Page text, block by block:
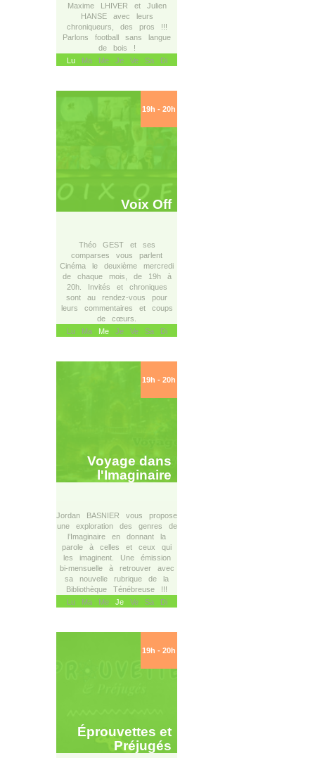
Maxime LHIVER et Julien
HANSE avec leurs
chroniqueurs, des pros !!!
Parlons football sans langue
de bois !
LuMa Me Je Ve Sa Di
19h - 20h
Voix Off
Théo GEST et ses
comparses vous parlent
Cinéma le deuxième mercredi
de chaque mois, de 19h à
20h. Invités et chroniques
sont au rendez-vous pour
leurs commentaires et coups
de cœurs.
Lu Ma
MeJe Ve Sa Di
19h - 20h
Voyage dans
l'Imaginaire
Jordan BASNIER vous propose
une exploration des genres de
l’Imaginaire en donnant la
parole à celles et ceux qui
les imaginent. Une émission
bi-mensuelle à retrouver avec
sa nouvelle rubrique de la
Bibliothèque Ténébreuse !!!
Lu Ma Me JeVe Sa Di
19h - 20h
Éprouvettes et
Préjugés